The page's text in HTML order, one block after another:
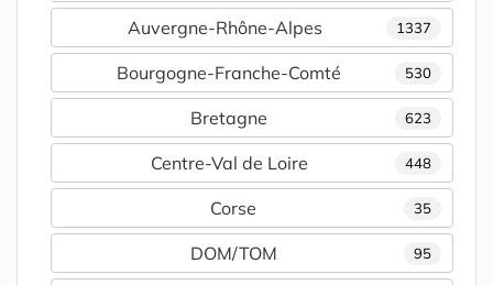
1337
Auvergne-Rhône-Alpes
530
Bourgogne-Franche-Comté
623
Bretagne
448
Centre-Val de Loire
35
Corse
95
DOM/TOM